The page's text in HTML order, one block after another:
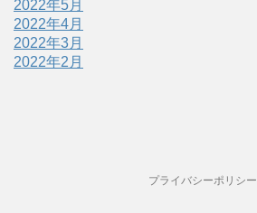
2022年5月
2022年4月
2022年3月
2022年2月
プライバシーポリシー